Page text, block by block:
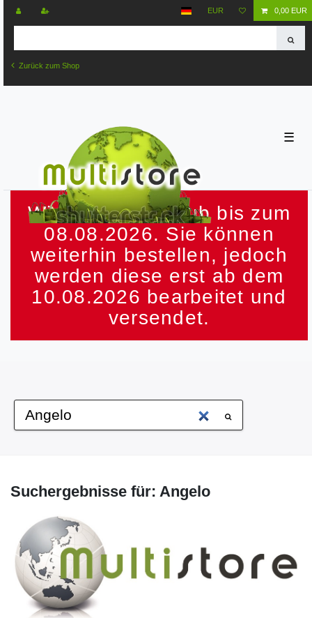
Zurück zum Shop
EUR 0,00 EUR
☰
Wir machen Urlaub bis zum
08.08.2026. Sie können
weiterhin bestellen, jedoch
werden diese erst ab dem
10.08.2026 bearbeitet und
versendet.
Suchergebnisse für: Angelo